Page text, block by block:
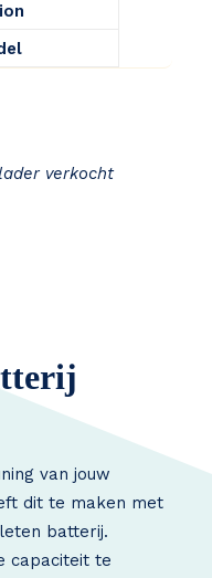
verkocht
van jouw
dit te maken met
batterij.
capaciteit te